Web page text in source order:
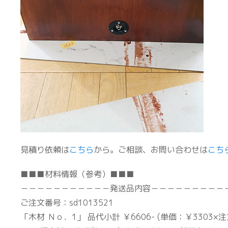
見積り依頼はこちらから。ご相談、お問い合わせはこち
■■■材料情報（参考）■■■
－－－－－－－－－－－発送品内容－－－－－－－－－
ご注文番号：sd1013521
「木材 Ｎｏ．1」 品代小計 ￥6606- (単価：￥3303×